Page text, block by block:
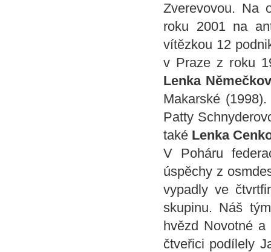
Zverevovou. Na
roku 2001 na
vítězkou 12
v Praze z roku
Lenka
Makarské
Patty
také Lenka
V Poháru
úspěchy z
vypadly ve
skupinu. Náš
hvězd Novotné
čtveřici podílely